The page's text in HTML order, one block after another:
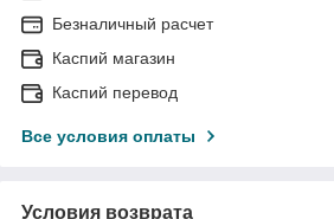
Безналичный расчет
Каспий магазин
Каспий перевод
Все условия оплаты
Условия возврата